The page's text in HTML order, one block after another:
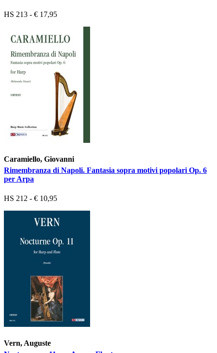
HS 213 - € 17,95
Caramiello, Giovanni
Rimembranza di Napoli. Fantasia sopra motivi popolari Op. 6
per Arpa
HS 212 - € 10,95
Vern, Auguste